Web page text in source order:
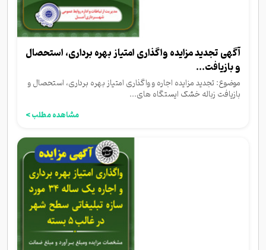
آگهی تجدید مزایده واگذاری امتیاز بهره برداری، استحصال
و بازیافت...
موضوع: تجدید مزایده اجاره و واگذاری امتیاز بهره برداری، استحصال و
بازیافت زباله خشک ایستگاه های...
مشاهده مطلب >